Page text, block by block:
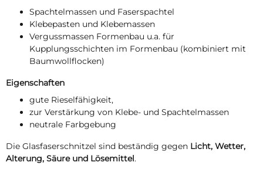
Spachtelmassen und Faserspachtel
Klebepasten und Klebemassen
Vergussmassen Formenbau u.a. für
Kupplungsschichten im Formenbau (kombiniert mit
Baumwollflocken)
Eigenschaften
gute Rieselfähigkeit,
zur Verstärkung von Klebe- und Spachtelmassen
neutrale Farbgebung
Die Glasfaserschnitzel sind beständig gegen Licht, Wetter,
Alterung, Säure und Lösemittel.